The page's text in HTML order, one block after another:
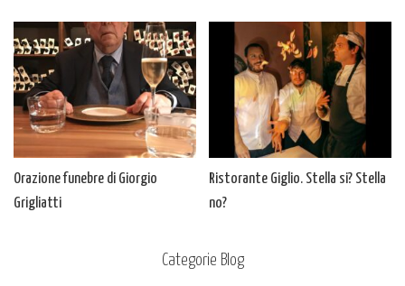
Orazione funebre di Giorgio
Grigliatti
Ristorante Giglio. Stella si? Stella
no?
Categorie Blog